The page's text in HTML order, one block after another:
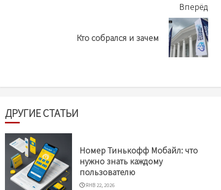
Вперёд
Кто собрался и зачем
ДРУГИЕ СТАТЬИ
Номер Тинькофф Мобайл: что
нужно знать каждому
пользователю
ЯНВ 22, 2026